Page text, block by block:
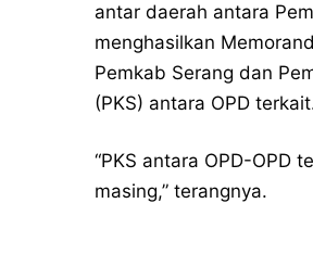
antar daerah antara
menghasilkan
Pemkab Serang dan
(PKS) antara OPD
“PKS antara OPD-OPD
masing,” terangnya.